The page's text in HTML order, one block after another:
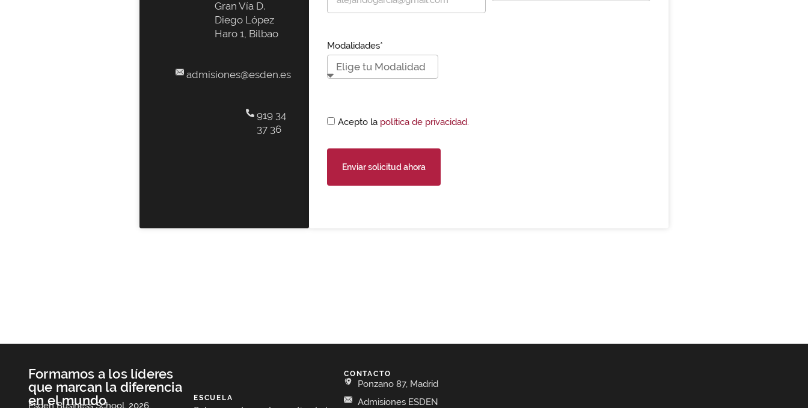
Gran Vía D.
Diego López
Haro 1, Bilbao
admisiones@esden.es
919 34
37 36
Modalidades*
Acepto la política de privacidad.
Enviar solicitud ahora
Formamos a los líderes
que marcan la diferencia
en el mundo
Esden Business School, 2026.
ESCUELA
CONTACTO
Ponzano 87, Madrid
Admisiones ESDEN